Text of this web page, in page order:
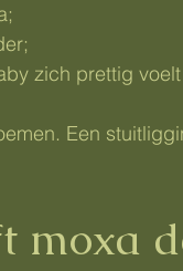
zich prettig
Een
moxa